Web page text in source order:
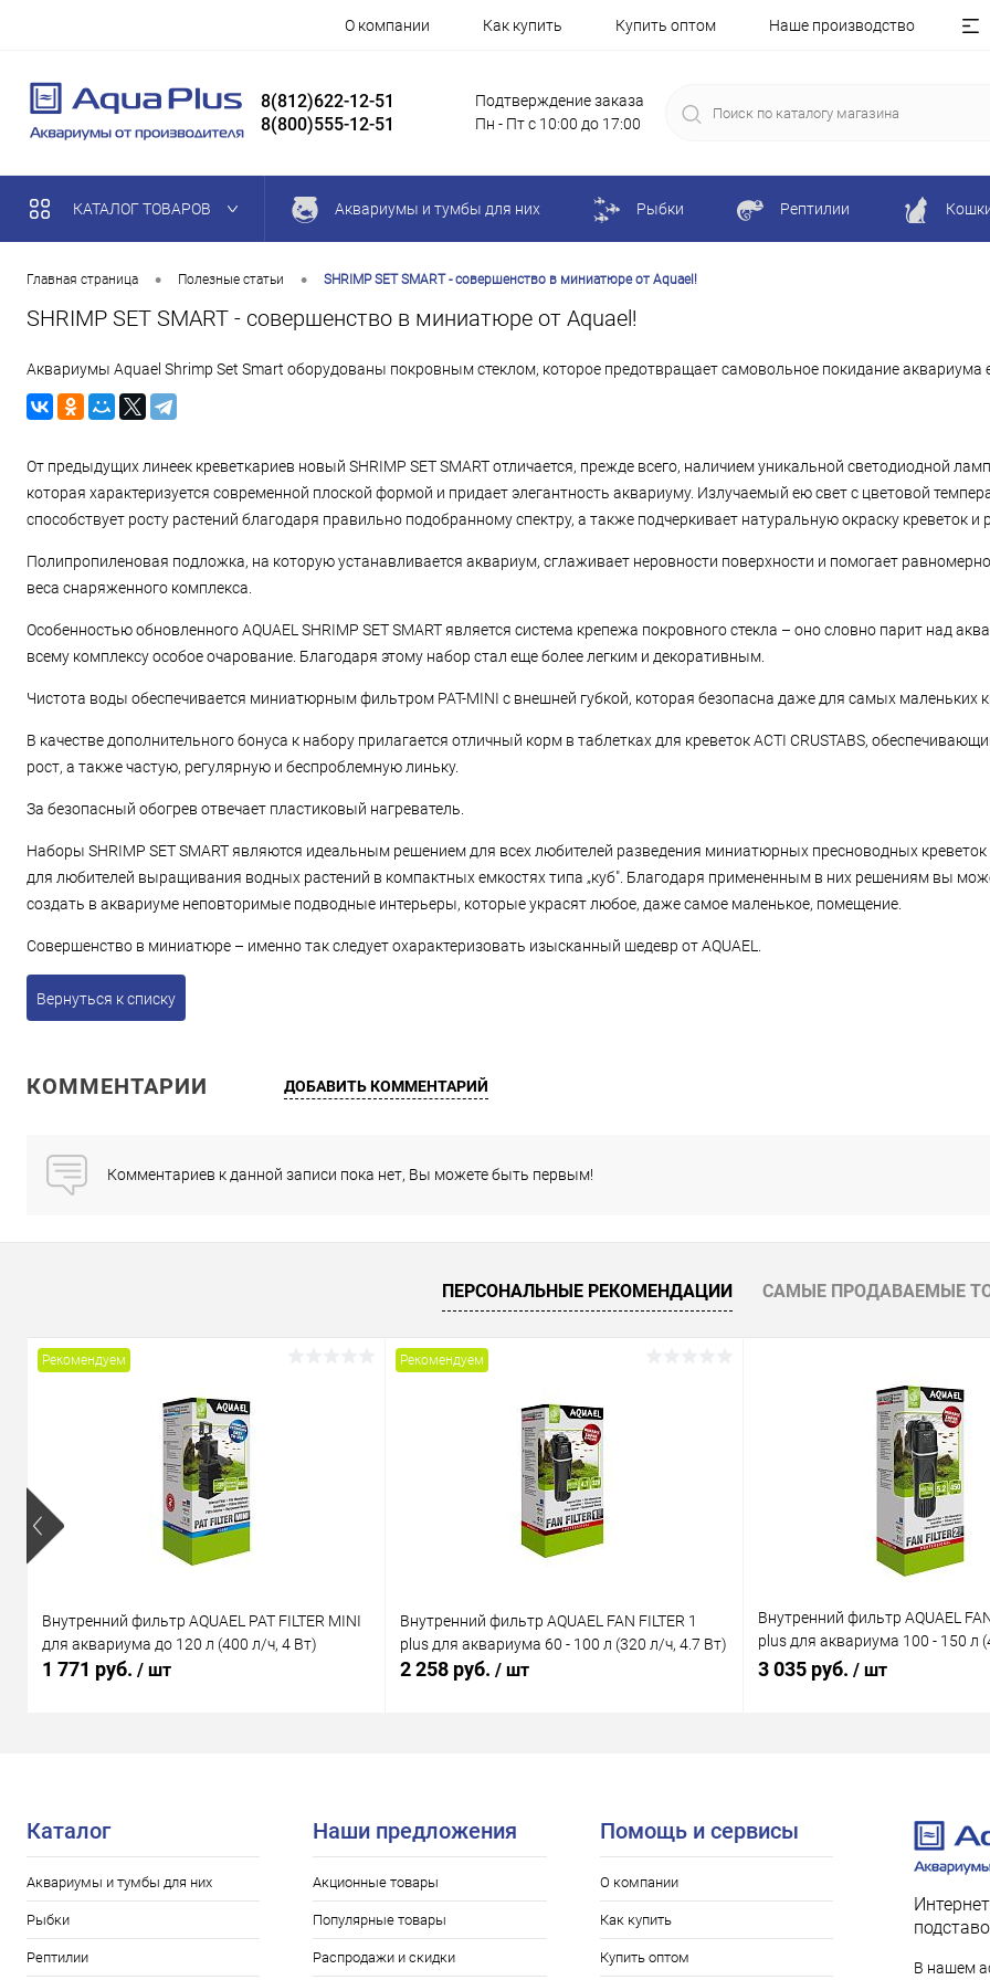
О компании Как купить Купить оптом Наше производство
8(812)622-12-51
8(800)555-12-51
Подтверждение заказа
Пн - Пт с 10:00 до 17:00
КАТАЛОГ ТОВАРОВ Аквариумы и тумбы для них Рыбки Рептилии
Главная страница • Полезные статьи • SHRIMP SET SMART - совершенство в миниатюре от Aquael!
SHRIMP SET SMART - совершенство в миниатюре от Aquael!
Аквариумы Aquael Shrimp Set Smart оборудованы покровным стеклом, которое предотвращает самовольное покидание аквариума
От предыдущих линеек креветкариев новый SHRIMP SET SMART отличается, прежде всего, наличием уникальной светодиодной
которая характеризуется современной плоской формой и придает элегантность аквариуму. Излучаемый ею свет c цветовой
способствует росту растений благодаря правильно подобранному спектру, а также подчеркивает натуральную окраску креветок и
Полипропиленовая подложка, на которую устанавливается аквариум, сглаживает неровности поверхности и помогает
веса снаряженного комплекса.
Особенностью обновленного AQUAEL SHRIMP SET SMART является система крепежа покровного стекла – оно словно парит над
всему комплексу особое очарование. Благодаря этому набор стал еще более легким и декоративным.
Чистота воды обеспечивается миниатюрным фильтром PAT-MINI с внешней губкой, которая безопасна даже для самых маленьких
В качестве дополнительного бонуса к набору прилагается отличный корм в таблетках для креветок ACTI CRUSTABS,
рост, а также частую, регулярную и беспроблемную линьку.
За безопасный обогрев отвечает пластиковый нагреватель.
Наборы SHRIMP SET SMART являются идеальным решением для всех любителей разведения миниатюрных пресноводных
для любителей выращивания водных растений в компактных емкостях типа „куб". Благодаря примененным в них решениям вы
создать в аквариуме неповторимые подводные интерьеры, которые украсят любое, даже самое маленькое, помещение.
Совершенство в миниатюре – именно так следует охарактеризовать изысканный шедевр от AQUAEL.
Вернуться к списку
КОММЕНТАРИИ ДОБАВИТЬ КОММЕНТАРИЙ
Комментариев к данной записи пока нет, Вы можете быть первым!
ПЕРСОНАЛЬНЫЕ РЕКОМЕНДАЦИИ САМЫЕ ПРОДАВАЕМЫЕ
Рекомендуем
Внутренний фильтр AQUAEL PAT FILTER MINI
для аквариума до 120 л (400 л/ч, 4 Вт)
1 771 руб. / шт
Рекомендуем
Внутренний фильтр AQUAEL FAN FILTER 1
plus для аквариума 60 - 100 л (320 л/ч, 4.7 Вт)
2 258 руб. / шт
Внутренний фильтр AQUAEL
plus для аквариума 100 - 150 л
Вт)
3 035 руб. / шт
Каталог
Аквариумы и тумбы для них
Рыбки
Рептилии
Наши предложения
Акционные товары
Популярные товары
Распродажи и скидки
Помощь и сервисы
О компании
Как купить
Купить оптом
В нашем